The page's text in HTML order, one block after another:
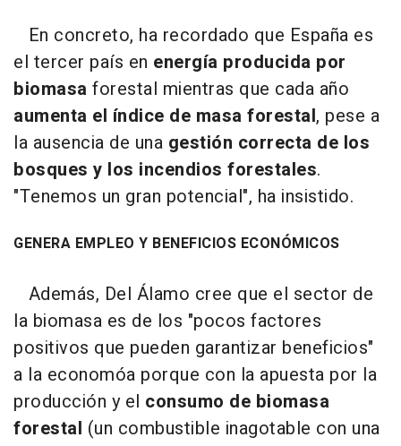
En concreto, ha recordado que España es
el tercer país en energía producida por
biomasa forestal mientras que cada año
aumenta el índice de masa forestal, pese a
la ausencia de una gestión correcta de los
bosques y los incendios forestales.
"Tenemos un gran potencial", ha insistido.
GENERA EMPLEO Y BENEFICIOS ECONÓMICOS
Además, Del Álamo cree que el sector de
la biomasa es de los "pocos factores
positivos que pueden garantizar beneficios"
a la economóa porque con la apuesta por la
producción y el consumo de biomasa
forestal (un combustible inagotable con una